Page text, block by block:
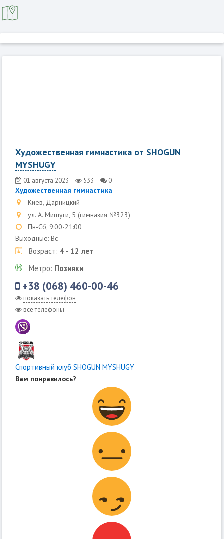
Художественная гимнастика от SHOGUN
MYSHUGY
01 августа 2023 533 0
Художественная гимнастика
Киев, Дарницкий
ул. А. Мишуги, 5 (гимназия №323)
Пн-Сб, 9:00-21:00
Выходные: Вс
Возраст: 4 - 12 лет
Метро: Позняки
+38 (068) 460-00-46
показать телефон
все телефоны
Спортивный клуб SHOGUN MYSHUGY
Вам понравилось?